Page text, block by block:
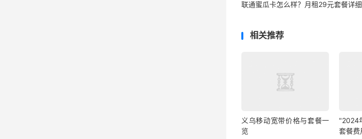
联通蜜瓜卡怎么样？月租29元套餐详
相关推荐
义乌移动宽带价格与套餐一
览
"2024
套餐费